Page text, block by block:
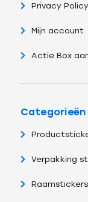
Privacy Policy
Mijn account
Actie Box
Categorieën
Verpakking
Raamstickers